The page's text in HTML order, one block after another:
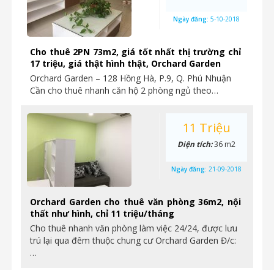
Cho thuê 2PN 73m2, giá tốt nhất thị trường chỉ
17 triệu, giá thật hình thật, Orchard Garden
Orchard Garden – 128 Hồng Hà, P.9, Q. Phú Nhuận
Cần cho thuê nhanh căn hộ 2 phòng ngủ theo…
Ngày đăng: 5-10-2018
Orchard Garden cho thuê văn phòng 36m2, nội
thất như hình, chỉ 11 triệu/tháng
Cho thuê nhanh văn phòng làm việc 24/24, được lưu
trú lại qua đêm thuộc chung cư Orchard Garden Đ/c:
…
11 Triệu
Diện tích:36 m2
Ngày đăng: 21-09-2018